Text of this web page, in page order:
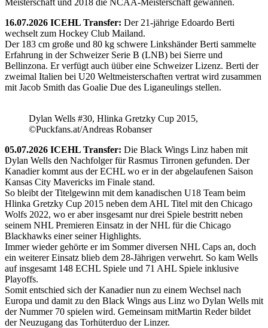
16.07.2026 ICEHL Transfer: Der 21-jährige Edoardo Berti
wechselt zum Hockey Club Mailand.
Der 183 cm große und 80 kg schwere Linkshänder Berti sammelte
Erfahrung in der Schweizer Serie B (LNB) bei Sierre und
Bellinzona. Er verfügt auch üüber eine Schweizer Lizenz. Berti der
zweimal Italien bei U20 Weltmeisterschaften vertrat wird zusammen
mit Jacob Smith das Goalie Due des Liganeulings stellen.
Dylan Wells #30, Hlinka Gretzky Cup 2015,
©Puckfans.at/Andreas Robanser
05.07.2026 ICEHL Transfer: Die Black Wings Linz haben mit
Dylan Wells den Nachfolger für Rasmus Tirronen gefunden. Der
Kanadier kommt aus der ECHL wo er in der abgelaufenen Saison
Kansas City Mavericks im Finale stand.
So bleibt der Titelgewinn mit dem kanadischen U18 Team beim
Hlinka Gretzky Cup 2015 neben dem AHL Titel mit den Chicago
Wolfs 2022, wo er aber insgesamt nur drei Spiele bestritt neben
seinem NHL Premieren Einsatz in der NHL für die Chicago
Blackhawks einer seiner Highlights.
Immer wieder gehörte er im Sommer diversen NHL Caps an, doch
ein weiterer Einsatz blieb dem 28-Jährigen verwehrt. So kam Wells
auf insgesamt 148 ECHL Spiele und 71 AHL Spiele inklusive
Playoffs.
Somit entschied sich der Kanadier nun zu einem Wechsel nach
Europa und damit zu den Black Wings aus Linz wo Dylan Wells mit
der Nummer 70 spielen wird. Gemeinsam mitMartin Reder bildet
der Neuzugang das Torhüterduo der Linzer.